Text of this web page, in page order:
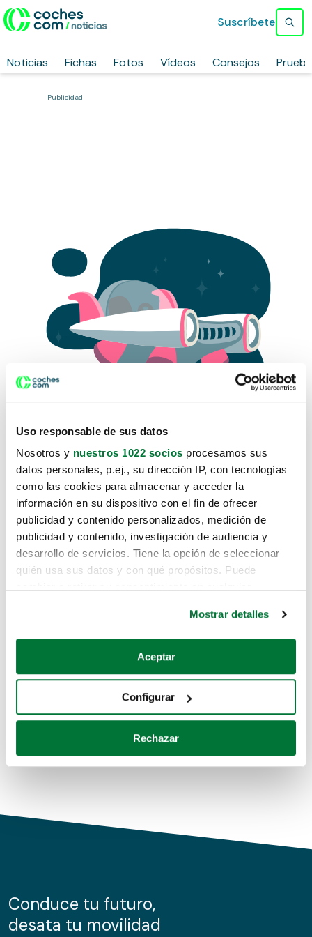
Uso responsable de sus datos
Nosotros y nuestros 1022 socios procesamos sus
datos personales, p.ej., su dirección IP, con tecnologías
como las cookies para almacenar y acceder la
información en su dispositivo con el fin de ofrecer
publicidad y contenido personalizados, medición de
publicidad y contenido, investigación de audiencia y
desarrollo de servicios. Tiene la opción de seleccionar
quién usa sus datos y con qué propósitos. Puede
Si lo permite, también quisiéramos:
Recopilar información sobre su ubicación geográfica
Identificar su dispositivo analizándolo activamente
para buscar características específicas (huellas
Obtenga más información sobre cómo se procesan sus
de cookies.
información sobre el uso que haga del sitio web con
nuestros partners de redes sociales, publicidad y análisis
Mostrar detalles
Aceptar
Configurar
Rechazar
Noticias Fichas Fotos Vídeos Consejos
Suscríbete
Publicidad
Lo sentimos, no sabemos como
te hemos traido hasta aquí.
Pero puedes encontrar el coche que estás
buscando en alguno de estos enlaces:
Coches de segunda mano
Coches de km0
Conduce tu futuro,
desata tu movilidad